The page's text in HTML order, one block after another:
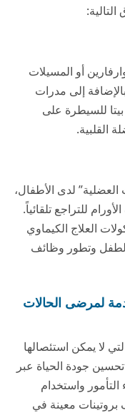
التالية:
أو المسيلات
إلى مدرات
للسيطرة على
القلبية.
العضلية” لدى الأطفال،
للتراجع تلقائياً.
العلاج الكيماوي
وتطور وظائف
لمرضى الحالات
لا يمكن استئصالها
جودة الحياة عبر
واستخدام
بروتينات معينة في